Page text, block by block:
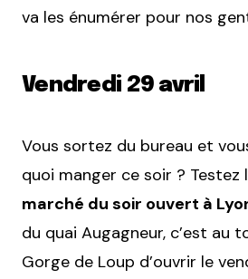
va les énumérer pour nos
Vendredi 29 avril
Vous sortez du bureau et
quoi manger ce soir ? Testez
marché du soir ouvert à
du quai Augagneur, c’est au
Gorge de Loup d’ouvrir le